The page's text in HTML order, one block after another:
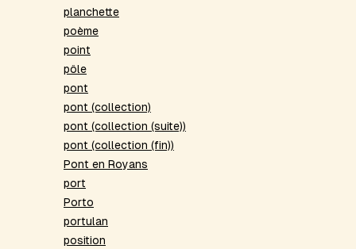
planchette
poème
point
pôle
pont
pont (collection)
pont (collection (suite))
pont (collection (fin))
Pont en Royans
port
Porto
portulan
position